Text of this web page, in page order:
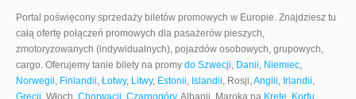
Portal poświęcony sprzedaży biletów promowych w Europie. Znajdziesz tu
całą ofertę połączeń promowych dla pasażerów pieszych,
zmotoryzowanych (indywidualnych), pojazdów osobowych, grupowych,
cargo. Oferujemy tanie bilety na promy do Szwecji, Danii, Niemiec,
Norwegii, Finlandii, Łotwy, Litwy, Estonii, Islandii, Rosji,Anglii, Irlandii,